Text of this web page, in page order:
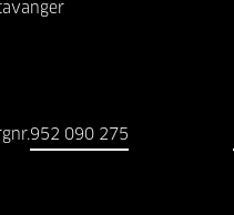
952 090 275